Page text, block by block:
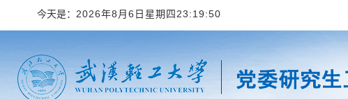
今天是： 2026年8月6日星期四23:19:50